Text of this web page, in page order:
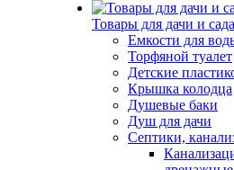
Товары для дачи и сада
Емкости для
Торфяной туалет
Детские
Крышка колодца
Душевые баки
Душ для дачи
Септики,